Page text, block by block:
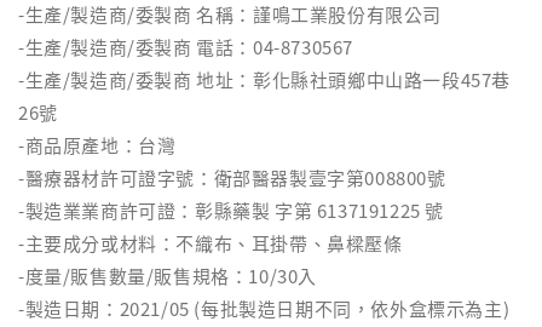
-生產/製造商/委製商 名稱：謹鳴工業股份有限公司
-生產/製造商/委製商 電話：04-8730567
-生產/製造商/委製商 地址：彰化縣社頭鄉中山路一段457巷
26號
-商品原產地：台灣
-醫療器材許可證字號：衛部醫器製壹字第008800號
-製造業業商許可證：彰縣藥製 字第 6137191225 號
-主要成分或材料：不織布、耳掛帶、鼻樑壓條
-度量/販售數量/販售規格：10/30入
-製造日期：2021/05 (每批製造日期不同，依外盒標示為主)